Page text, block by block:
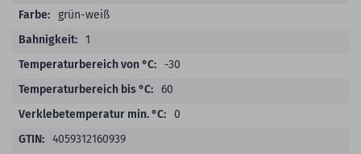
grün-weiß
1
-30
60
0
4059312160939